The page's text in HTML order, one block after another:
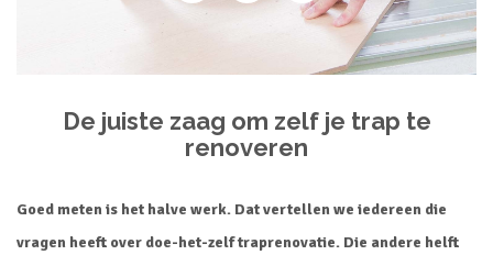
De juiste zaag om zelf je trap te
renoveren
Goed meten is het halve werk. Dat vertellen we iedereen die
vragen heeft over doe-het-zelf traprenovatie. Die andere helft